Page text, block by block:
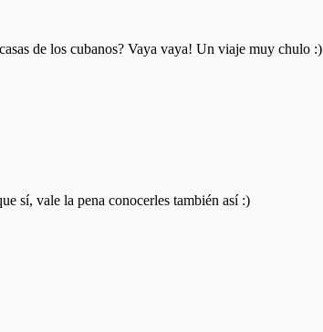
de los cubanos? Vaya vaya! Un viaje muy chulo :)
sí, vale la pena conocerles también así :)